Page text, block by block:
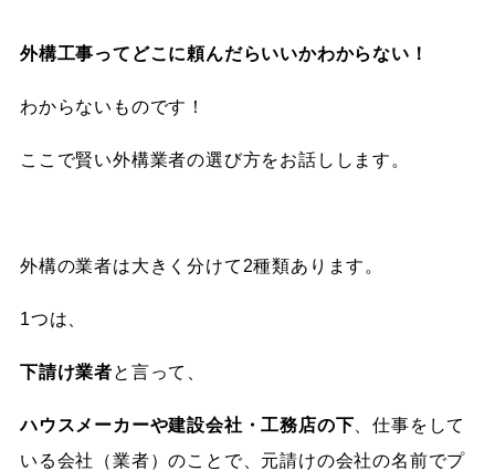
外構工事ってどこに頼んだらいいかわからない！
わからないものです！
ここで賢い外構業者の選び方をお話しします。
外構の業者は大きく分けて2種類あります。
1つは、
下請け業者と言って、
ハウスメーカーや建設会社・工務店の下 、仕事をして
いる会社（業者）のことで、元請けの会社の名前でプ